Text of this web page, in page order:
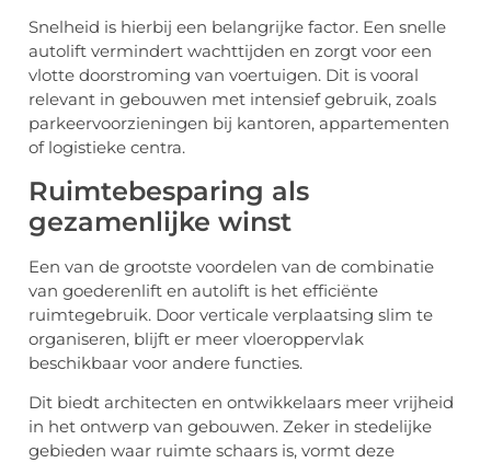
Snelheid is hierbij een belangrijke factor. Een snelle
autolift vermindert wachttijden en zorgt voor een
vlotte doorstroming van voertuigen. Dit is vooral
relevant in gebouwen met intensief gebruik, zoals
parkeervoorzieningen bij kantoren, appartementen
of logistieke centra.
Ruimtebesparing als
gezamenlijke winst
Een van de grootste voordelen van de combinatie
van goederenlift en autolift is het efficiënte
ruimtegebruik. Door verticale verplaatsing slim te
organiseren, blijft er meer vloeroppervlak
beschikbaar voor andere functies.
Dit biedt architecten en ontwikkelaars meer vrijheid
in het ontwerp van gebouwen. Zeker in stedelijke
gebieden waar ruimte schaars is, vormt deze